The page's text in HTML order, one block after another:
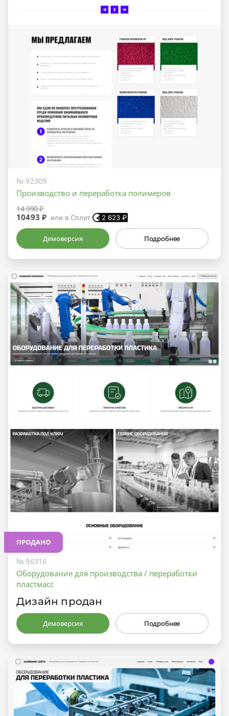
№ 92309
Производство и переработка полимеров
14 990 ₽
10493 ₽ или в Сплит 2 623 ₽
Демоверсия Подробнее
ПРОДАНО
№ 96316
Оборудование для производства / переработки
пластмасс
Дизайн продан
Демоверсия Подробнее